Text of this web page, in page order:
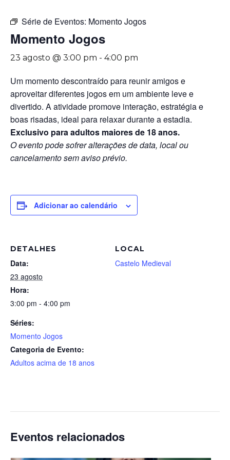
Série de Eventos: Momento Jogos
Momento Jogos
23 agosto @ 3:00 pm - 4:00 pm
Um momento descontraído para reunir amigos e
aproveitar diferentes jogos em um ambiente leve e
divertido. A atividade promove interação, estratégia e
boas risadas, ideal para relaxar durante a estadia.
Exclusivo para adultos maiores de 18 anos.
O evento pode sofrer alterações de data, local ou
cancelamento sem aviso prévio.
Adicionar ao calendário
DETALHES
Data:
23 agosto
Hora:
3:00 pm - 4:00 pm
Séries:
Momento Jogos
Categoria de Evento:
Adultos acima de 18 anos
LOCAL
Castelo Medieval
Eventos relacionados